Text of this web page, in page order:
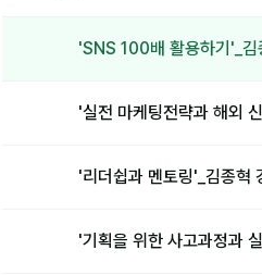
'SNS 100배 활용하기'_김
'실전 마케팅전략과 해외
'리더쉽과 멘토링'_김종혁
'기획을 위한 사고과정과